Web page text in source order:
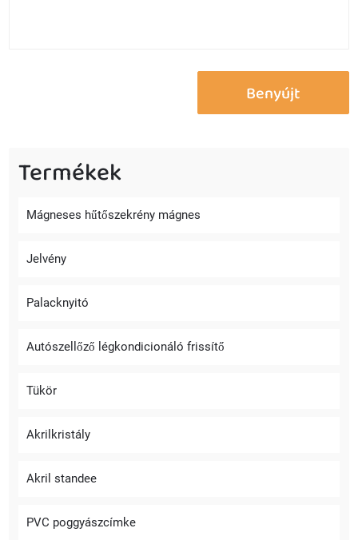
Termékek
Mágneses hűtőszekrény mágnes
Jelvény
Palacknyitó
Autószellőző légkondicionáló frissítő
Tükör
Akrilkristály
Akril standee
PVC poggyászcímke